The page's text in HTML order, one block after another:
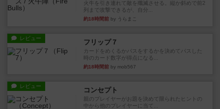
火牛を引き連れて敵を殲滅させる。縦か斜めで前2
列まで攻撃できるが、自分...
約18時間前 by うらまこ
レビュー フリップ７
カードをめくるかパスをするかを決めてパスした
時のカード数字が得点になる...
約18時間前 by mob567
レビュー コンセプト
親のプレイヤーがお題を決めて限られたヒントの
中から他のプレイヤーに当て...